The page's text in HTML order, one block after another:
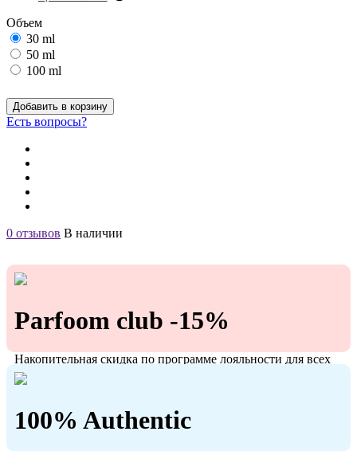
Объем
30 ml
50 ml
100 ml
Добавить в корзину
Есть вопросы?
0 отзывов В наличии
Parfoom club -15%
Накопительная скидка по программе лояльности для всех
кто с нами!
100% Authentic